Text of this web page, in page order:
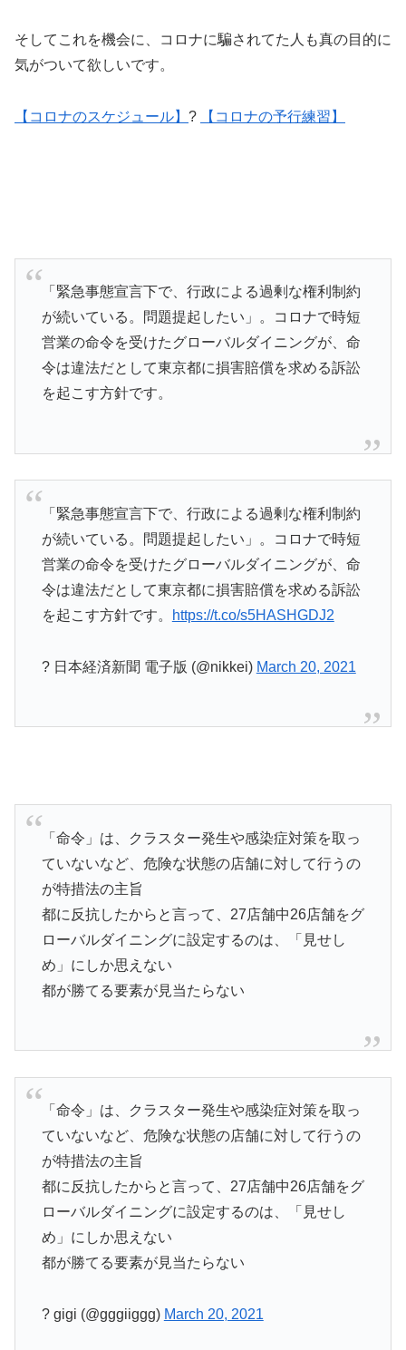
そしてこれを機会に、コロナに騙されてた人も真の目的に
気がついて欲しいです。
【コロナのスケジュール】 ? 【コロナの予行練習】
「緊急事態宣言下で、行政による過剰な権利制約
が続いている。問題提起したい」。コロナで時短
営業の命令を受けたグローバルダイニングが、命
令は違法だとして東京都に損害賠償を求める訴訟
を起こす方針です。
「緊急事態宣言下で、行政による過剰な権利制約
が続いている。問題提起したい」。コロナで時短
営業の命令を受けたグローバルダイニングが、命
令は違法だとして東京都に損害賠償を求める訴訟
を起こす方針です。
https://t.co/s5HASHGDJ2
? 日本経済新聞 電子版 (@nikkei) March 20, 2021
「命令」は、クラスター発生や感染症対策を取っ
ていないなど、危険な状態の店舗に対して行うの
が特措法の主旨
都に反抗したからと言って、27店舗中26店舗をグ
ローバルダイニングに設定するのは、「見せし
め」にしか思えない
都が勝てる要素が見当たらない
「命令」は、クラスター発生や感染症対策を取っ
ていないなど、危険な状態の店舗に対して行うの
が特措法の主旨
都に反抗したからと言って、27店舗中26店舗をグ
ローバルダイニングに設定するのは、「見せし
め」にしか思えない
都が勝てる要素が見当たらない
? gigi (@gggiiggg) March 20, 2021